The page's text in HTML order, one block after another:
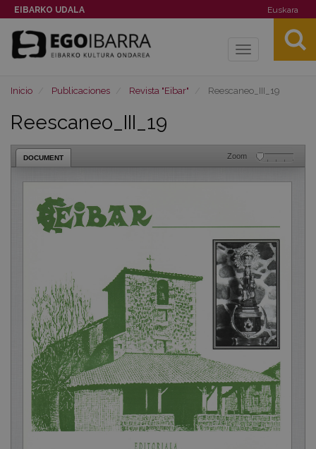
EIBARKO UDALA Euskara
Toggle
Inicio Publicaciones Revista "Eibar" Reescaneo_III_19
Reescaneo_III_19
DOCUMENT Zoom